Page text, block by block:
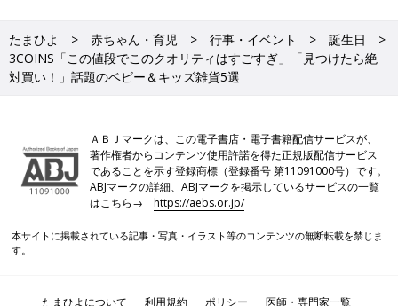
たまひよ 赤ちゃん・育児 行事・イベント
誕生日
3COINS「この値段でこのクオリティはすごすぎ」「見つけたら絶
対買い！」話題のベビー＆キッズ雑貨5選
ＡＢＪマークは、この電子書店・電子書籍配信サービスが、
著作権者からコンテンツ使用許諾を得た正規版配信サービス
であることを示す登録商標（登録番号 第11091000号）です。
ABJマークの詳細、ABJマークを掲示しているサービスの一覧
はこちら→https://aebs.or.jp/
本サイトに掲載されている記事・写真・イラスト等のコンテンツの無断転載を禁じま
す。
たまひよについて 利用規約 ポリシー 医師・専門家一覧